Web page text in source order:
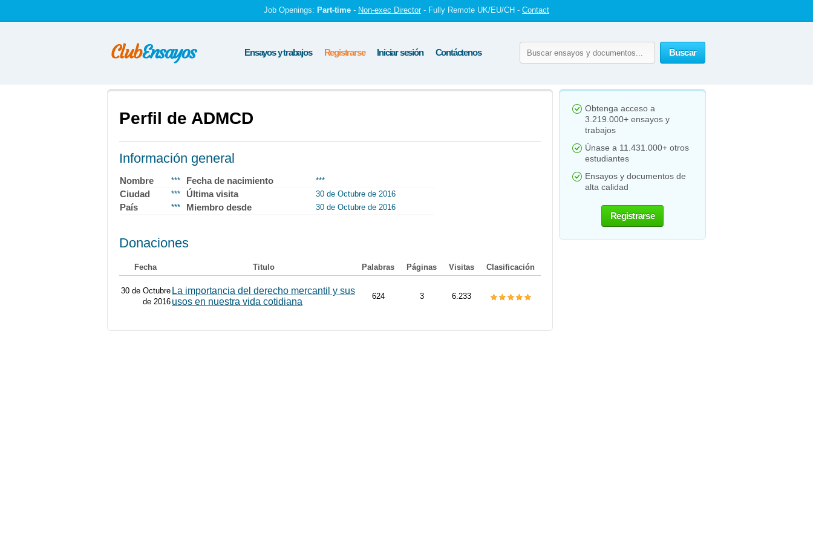
Job Openings: Part-time - Non-exec Director - Fully Remote UK/EU/CH - Contact
Buscar
Ensayos y trabajos Registrarse Iniciar sesión Contáctenos
Perfil de ADMCD
Información general
Nombre *** Fecha de nacimiento ***
Ciudad *** Última visita 30 de Octubre de 2016
País *** Miembro desde 30 de Octubre de 2016
Donaciones
Fecha Titulo Palabras Páginas Visitas Clasificación
30 de Octubre
de 2016
La importancia del derecho mercantil y sus
usos en nuestra vida cotidiana
624 3 6.233
Obtenga acceso a
3.219.000+ ensayos y
trabajos
Únase a 11.431.000+ otros
estudiantes
Ensayos y documentos de
alta calidad
Registrarse